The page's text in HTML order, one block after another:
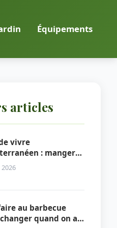
Équipements
articles
vivre
: manger
au rythme du Sud
2026
au barbecue
quand on a